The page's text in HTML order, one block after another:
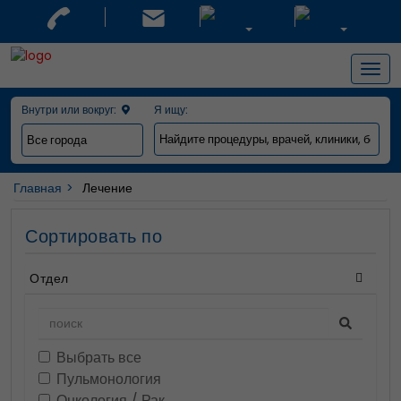
Внутри или вокруг:
Я ищу:
Главная Лечение
Сортировать по
Отдел
Выбрать все
Пульмонология